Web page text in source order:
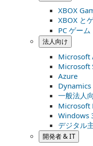
XBOX
XBOX と
PC ゲーム
法人向け
Microsoft
Microsoft
Azure
Dynamics
一般法人
Microsoft
Windows
デジタル
開発者 & IT